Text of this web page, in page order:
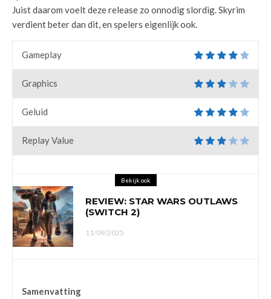
Juist daarom voelt deze release zo onnodig slordig. Skyrim
verdient beter dan dit, en spelers eigenlijk ook.
Gameplay
Graphics
Geluid
Replay Value
Bekijk ook
REVIEW: STAR WARS OUTLAWS
(SWITCH 2)
11/09/2025
Samenvatting